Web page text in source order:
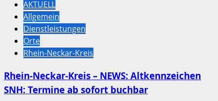
AKTUELL
Allgemein
Dienstleistungen
Orte
Rhein-Neckar-Kreis
Rhein-Neckar-Kreis – NEWS: Altkennzeichen
SNH: Termine ab sofort buchbar